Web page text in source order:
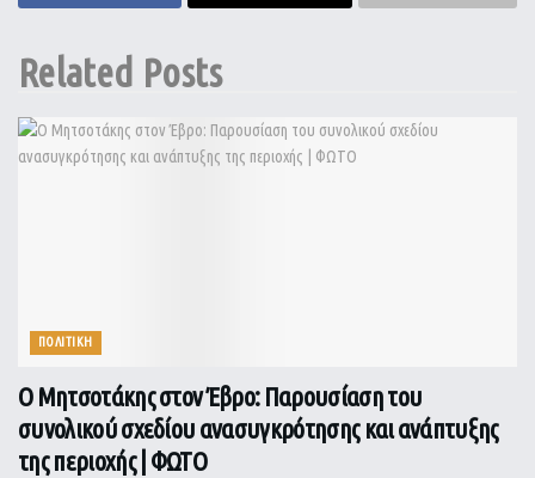
Related Posts
ΠΟΛΙΤΙΚΗ
Ο Μητσοτάκης στον Έβρο: Παρουσίαση του
συνολικού σχεδίου ανασυγκρότησης και ανάπτυξης
της περιοχής | ΦΩΤΟ